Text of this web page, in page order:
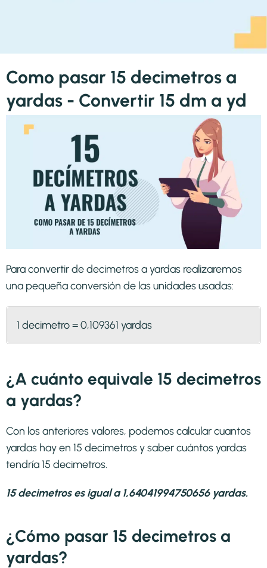
Como pasar 15 decimetros a
yardas - Convertir 15 dm a yd
Para convertir de decimetros a yardas realizaremos
una pequeña conversión de las unidades usadas:
1 decimetro = 0,109361 yardas
¿A cuánto equivale 15 decimetros
a yardas?
Con los anteriores valores, podemos calcular cuantos
yardas hay en 15 decimetros y saber cuántos yardas
tendría 15 decimetros.
15 decimetros es igual a 1,64041994750656 yardas.
¿Cómo pasar 15 decimetros a
yardas?